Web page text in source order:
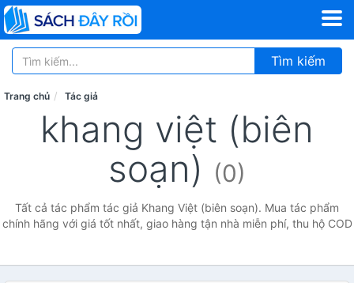
Tìm kiếm
Trang chủ Tác giả
khang việt (biên
soạn) (0)
Tất cả tác phẩm tác giả Khang Việt (biên soạn). Mua tác phẩm
chính hãng với giá tốt nhất, giao hàng tận nhà miễn phí, thu hộ COD